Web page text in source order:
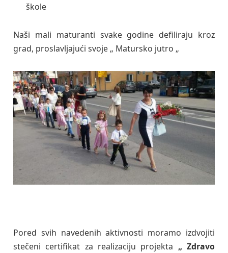
škole
Naši mali maturanti svake godine defiliraju kroz
grad, proslavljajući svoje „ Matursko jutro „
Pored svih navedenih aktivnosti moramo izdvojiti
stečeni certifikat za realizaciju projekta „ Zdravo